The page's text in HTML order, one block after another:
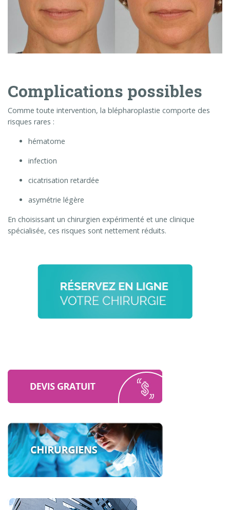
Complications possibles
Comme toute intervention, la blépharoplastie comporte des
risques rares :
hématome
infection
cicatrisation retardée
asymétrie légère
En choisissant un chirurgien expérimenté et une clinique
spécialisée, ces risques sont nettement réduits.